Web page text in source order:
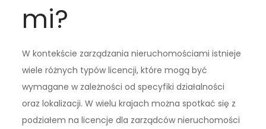
mi?
W kontekście zarządzania nieruchomościami istnieje
wiele różnych typów licencji, które mogą być
wymagane w zależności od specyfiki działalności
oraz lokalizacji. W wielu krajach można spotkać się z
podziałem na licencje dla zarządców nieruchomości